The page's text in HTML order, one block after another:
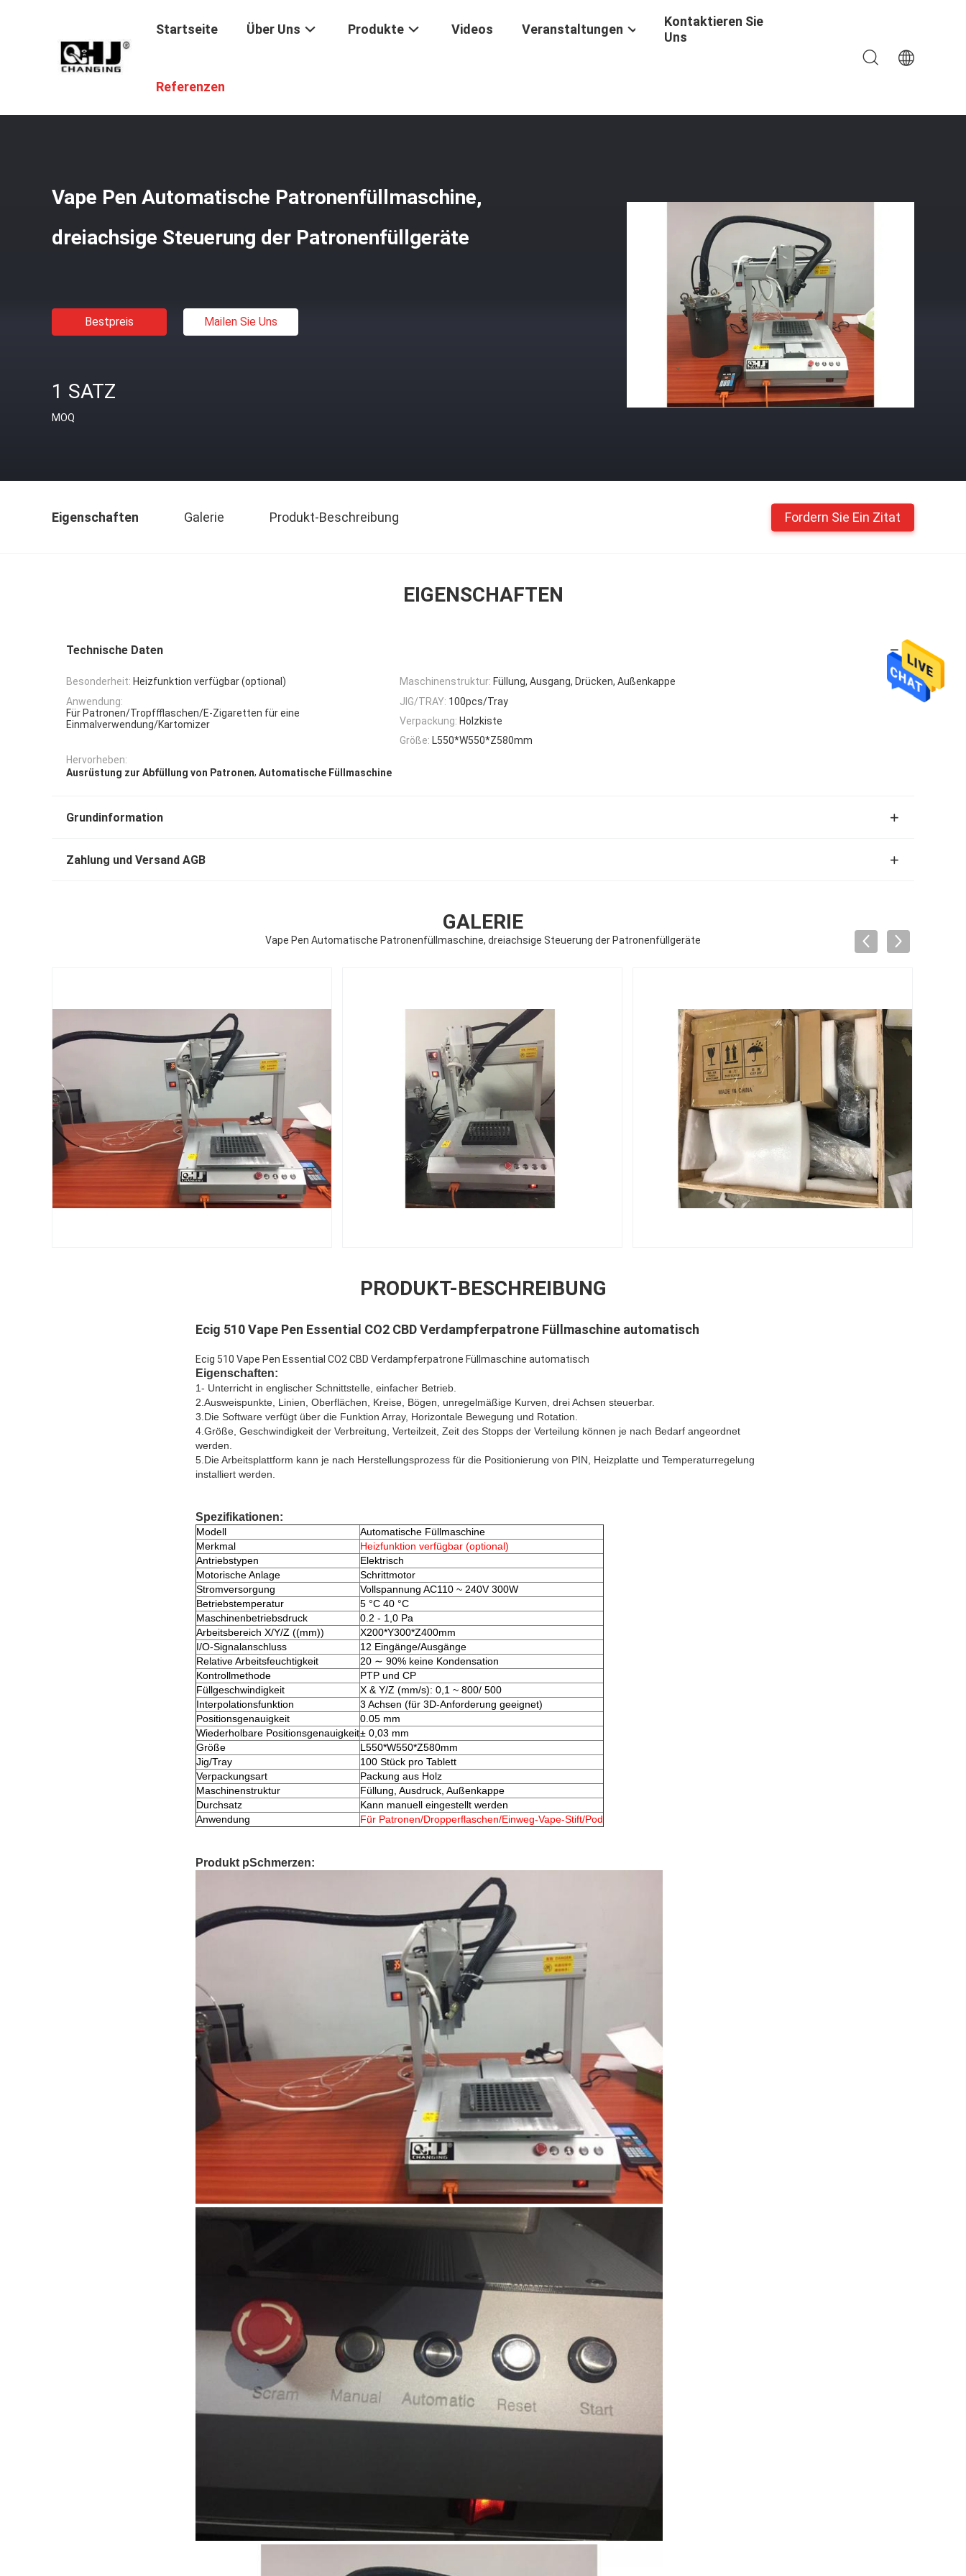
Startseite Über Uns Produkte Videos Veranstaltungen
Kontaktieren Sie
Uns
Referenzen
Vape Pen Automatische Patronenfüllmaschine,
dreiachsige Steuerung der Patronenfüllgeräte
Bestpreis Mailen Sie Uns
1 SATZ
MOQ
Eigenschaften Galerie Produkt-Beschreibung Fordern Sie Ein Zitat
EIGENSCHAFTEN
Technische Daten
Besonderheit: Heizfunktion verfügbar (optional) Maschinenstruktur: Füllung, Ausgang, Drücken, Außenkappe
Anwendung:
Für Patronen/Tropffflaschen/E-Zigaretten für eine
Einmalverwendung/Kartomizer
JIG/TRAY: 100pcs/Tray
Verpackung: Holzkiste
Größe: L550*W550*Z580mm
Hervorheben:
Ausrüstung zur Abfüllung von Patronen, Automatische Füllmaschine
Grundinformation
Zahlung und Versand AGB
GALERIE
Vape Pen Automatische Patronenfüllmaschine, dreiachsige Steuerung der Patronenfüllgeräte
PRODUKT-BESCHREIBUNG
Ecig 510 Vape Pen Essential CO2 CBD Verdampferpatrone Füllmaschine automatisch
Ecig 510 Vape Pen Essential CO2 CBD Verdampferpatrone Füllmaschine automatisch
Eigenschaften:
1- Unterricht in englischer Schnittstelle, einfacher Betrieb.
2.Ausweispunkte, Linien, Oberflächen, Kreise, Bögen, unregelmäßige Kurven, drei Achsen steuerbar.
3.Die Software verfügt über die Funktion Array, Horizontale Bewegung und Rotation.
4.Größe, Geschwindigkeit der Verbreitung, Verteilzeit, Zeit des Stopps der Verteilung können je nach Bedarf angeordnet
werden.
5.Die Arbeitsplattform kann je nach Herstellungsprozess für die Positionierung von PIN, Heizplatte und Temperaturregelung
installiert werden.
Spezifikationen:
Modell
Automatische Füllmaschine
Merkmal
Heizfunktion verfügbar (optional)
Antriebstypen
Elektrisch
Motorische Anlage
Schrittmotor
Stromversorgung
Vollspannung AC110 ~ 240V 300W
Betriebstemperatur
5 °C 40 °C
Maschinenbetriebsdruck
0.2 - 1,0 Pa
Arbeitsbereich X/Y/Z ((mm))
X200*Y300*Z400mm
I/O-Signalanschluss
12 Eingänge/Ausgänge
Relative Arbeitsfeuchtigkeit
20 ∼ 90% keine Kondensation
Kontrollmethode
PTP und CP
Füllgeschwindigkeit
X & Y/Z (mm/s): 0,1 ~ 800/ 500
Interpolationsfunktion
3 Achsen (für 3D-Anforderung geeignet)
Positionsgenauigkeit
0.05 mm
Wiederholbare Positionsgenauigkeit± 0,03 mm
Größe
L550*W550*Z580mm
Jig/Tray
100 Stück pro Tablett
Verpackungsart
Packung aus Holz
Maschinenstruktur
Füllung, Ausdruck, Außenkappe
Durchsatz
Kann manuell eingestellt werden
Anwendung
Für Patronen/Dropperflaschen/Einweg-Vape-Stift/Pod
Produkt pSchmerzen: